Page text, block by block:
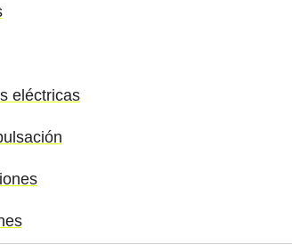
eléctricas